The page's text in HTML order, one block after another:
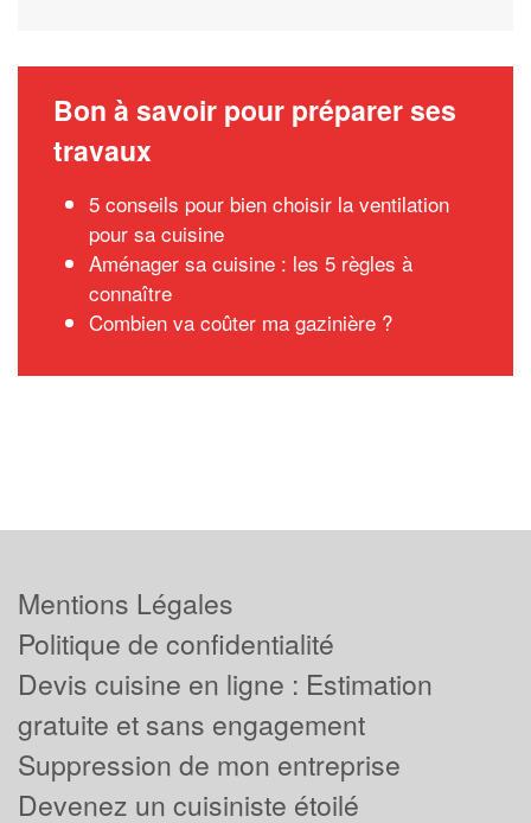
Bon à savoir pour préparer ses
travaux
5 conseils pour bien choisir la ventilation
pour sa cuisine
Aménager sa cuisine : les 5 règles à
connaître
Combien va coûter ma gazinière ?
Mentions Légales
Politique de confidentialité
Devis cuisine en ligne : Estimation
gratuite et sans engagement
Suppression de mon entreprise
Devenez un cuisiniste étoilé